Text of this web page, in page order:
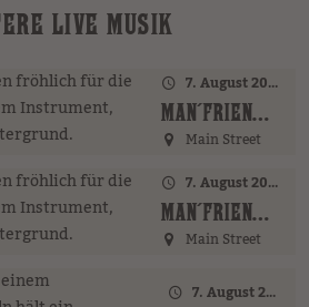
LIVE MUSIK
7. August 2026 · 17:00 Uhr – 18:00 Uhr
MAN´FRIENDS ACOUSTIC BAND (GER)
Main Street
7. August 2026 · 20:00 Uhr
MAN´FRIENDS ACOUSTIC BAND (GER)
Main Street
7. August 2026 · 21:00 Uhr